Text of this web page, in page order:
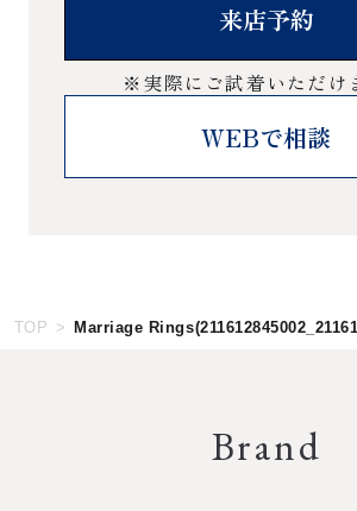
来店予約
※実際にご試着いただけ
WEBで相談
TOP Marriage
Brand